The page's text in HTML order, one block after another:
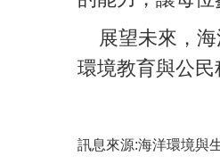
展望未來，海
環境教育與公民
訊息來源:海洋環境與